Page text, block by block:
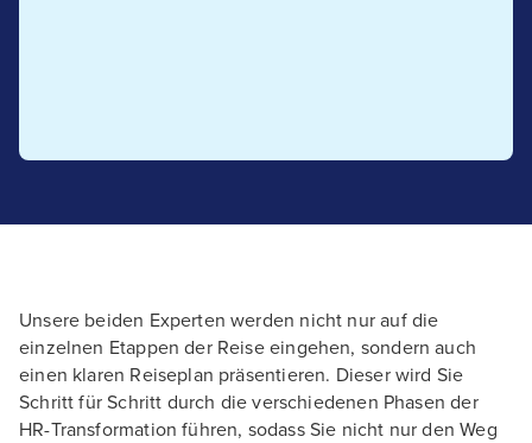
Unsere beiden Experten werden nicht nur auf die
einzelnen Etappen der Reise eingehen, sondern auch
einen klaren Reiseplan präsentieren. Dieser wird Sie
Schritt für Schritt durch die verschiedenen Phasen der
HR-Transformation führen, sodass Sie nicht nur den Weg